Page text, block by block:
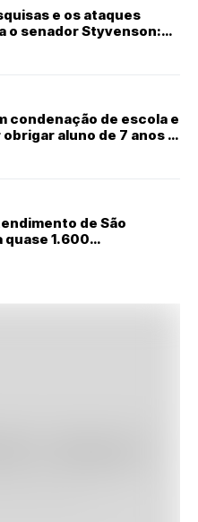
e os ataques
o senador Styvenson:
estratégia
condenação de escola e
aluno de 7 anos a
de São
quase 1.600
primeira semana de